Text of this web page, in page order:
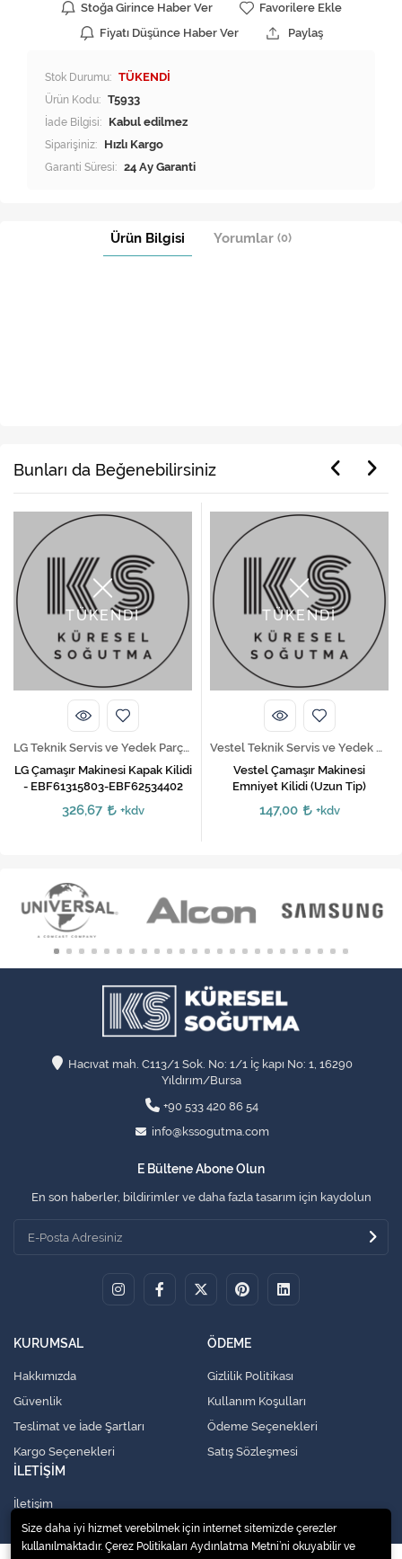
Stoğa Girince Haber Ver
Favorilere Ekle
Fiyatı Düşünce Haber Ver
Paylaş
Stok Durumu: TÜKENDİ
Ürün Kodu: T5933
İade Bilgisi:
Siparişiniz: Hızlı Kargo
Garanti Süresi: 24 Ay Garanti
Ürün Bilgisi Yorumlar (0)
Bunları da Beğenebilirsiniz
TÜKENDİ
LG Teknik Servis ve Yedek Parça Hizmetleri
LG Çamaşır Makinesi Kapak Kilidi
- EBF61315803-EBF62534402
326,67 +kdv
TÜKENDİ
Vestel Teknik Servis ve Yedek Parça Hizmetleri
Vestel Çamaşır Makinesi
Emniyet Kilidi (Uzun Tip)
147,00 +kdv
Hacıvat mah. C113/1 Sok. No: 1/1 İç kapı No: 1, 16290
Yıldırım/Bursa
+90 533 420 86 54
info@kssogutma.com
E Bültene Abone Olun
En son haberler, bildirimler ve daha fazla tasarım için kaydolun
KURUMSAL
Hakkımızda
Güvenlik
Teslimat ve İade Şartları
Kargo Seçenekleri
ÖDEME
Gizlilik Politikası
Kullanım Koşulları
Ödeme Seçenekleri
Satış Sözleşmesi
İLETİŞİM
İletişim
Size daha iyi hizmet verebilmek için internet sitemizde çerezler
kullanılmaktadır. Çerez Politikaları Aydınlatma Metni’ni okuyabilir ve